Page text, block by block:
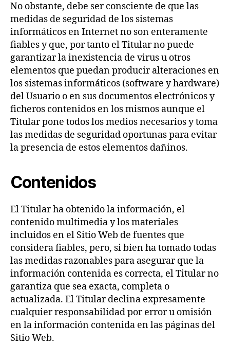
No obstante, debe ser consciente de que las
medidas de seguridad de los sistemas
informáticos en Internet no son enteramente
fiables y que, por tanto el Titular no puede
garantizar la inexistencia de virus u otros
elementos que puedan producir alteraciones en
los sistemas informáticos (software y hardware)
del Usuario o en sus documentos electrónicos y
ficheros contenidos en los mismos aunque el
Titular pone todos los medios necesarios y toma
las medidas de seguridad oportunas para evitar
la presencia de estos elementos dañinos.
Contenidos
El Titular ha obtenido la información, el
contenido multimedia y los materiales
incluidos en el Sitio Web de fuentes que
considera fiables, pero, si bien ha tomado todas
las medidas razonables para asegurar que la
información contenida es correcta, el Titular no
garantiza que sea exacta, completa o
actualizada. El Titular declina expresamente
cualquier responsabilidad por error u omisión
en la información contenida en las páginas del
Sitio Web.